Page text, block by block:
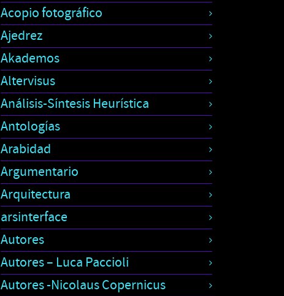
Acopio fotográfico
Ajedrez
Akademos
Altervisus
Análisis-Síntesis Heurística
Antologías
Arabidad
Argumentario
Arquitectura
arsinterface
Autores
Autores – Luca Paccioli
Autores -Nicolaus Copernicus